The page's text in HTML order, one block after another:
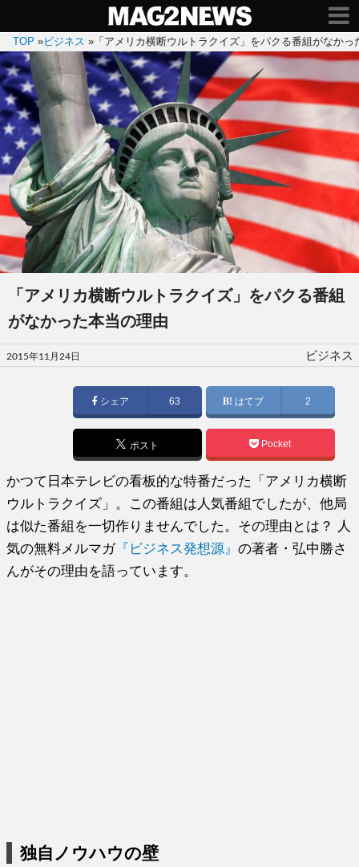
TOP »ビジネス » 「アメリカ横断ウルトラクイズ」をパクる番組がなかっ
「アメリカ横断ウルトラクイズ」をパクる番組
がなかった本当の理由
投
稿
2015年11月24日 ビジネス
シェア 63 はてブ 2
ポスト Pocket
かつて日本テレビの看板的な特番だった「アメリカ横断
ウルトラクイズ」。この番組は人気番組でしたが、他局
は似た番組を一切作りませんでした。その理由とは？ 人
気の無料メルマガ『ビジネス発想源』の著者・弘中勝さ
んがその理由を語っています。
独自ノウハウの壁